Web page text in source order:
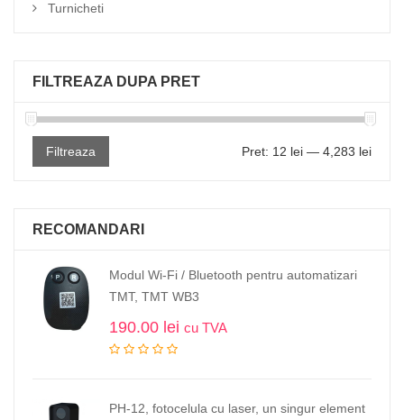
Turnicheti
FILTREAZA DUPA PRET
Filtreaza Pret: 12 lei — 4,283 lei
RECOMANDARI
Modul Wi-Fi / Bluetooth pentru automatizari
TMT, TMT WB3
190.00 lei cu TVA
PH-12, fotocelula cu laser, un singur element